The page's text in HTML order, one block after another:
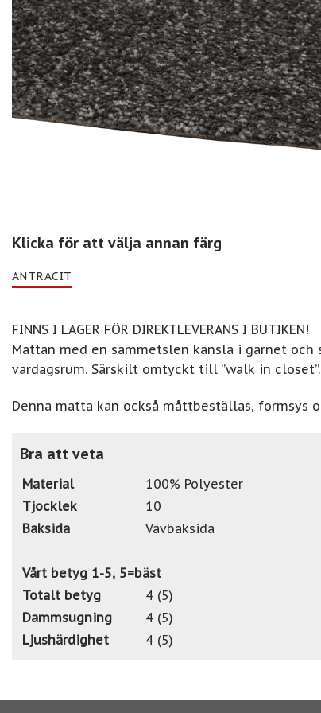
Klicka för att välja annan färg
ANTRACIT
FINNS I LAGER FÖR DIREKTLEVERANS I BUTIKEN!
Mattan med en sammetslen känsla i garnet
vardagsrum. Särskilt omtyckt till ”walk in
Denna matta kan också måttbeställas, formsys
Bra att veta
Material
100% Polyester
Tjocklek
10
Baksida
Vävbaksida
Vårt betyg 1-5, 5=bäst
Totalt betyg
4 (5)
Dammsugning
4 (5)
Ljushärdighet
4 (5)